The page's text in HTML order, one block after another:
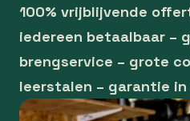
100% vrijblijvende
iedereen betaalbaar –
brengservice – grote
leerstalen – garantie in